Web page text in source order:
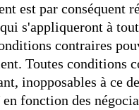
est par conséquent
s'appliqueront à
contraires
Toutes conditions
inopposables à ce
fonction des